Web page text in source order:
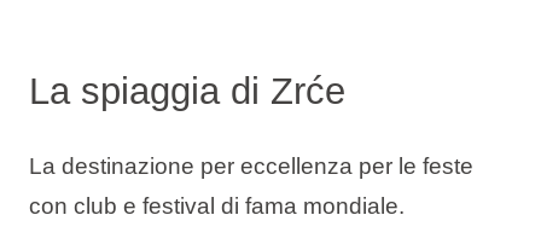
La spiaggia di Zrće
La destinazione per eccellenza per le feste
con club e festival di fama mondiale.